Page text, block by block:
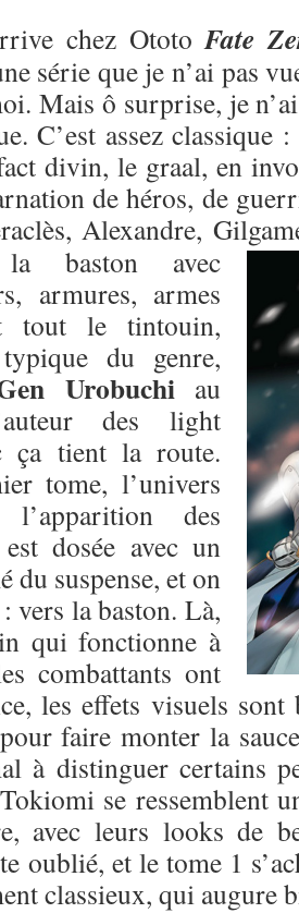
chez OtotoFate
série que je n’ai pas
Mais ô surprise, je
C’est assez classique
divin, le graal, en
de héros, de
Alexandre,
baston avec
armures, armes
tout le tintouin,
du genre,
Urobuchiau
des light
ça tient la route.
tome, l’univers
des
est dosée avec un
du suspense, et on
vers la baston. Là,
qui fonctionne à
combattants ont
les effets visuels sont
faire monter la
à distinguer certains
se ressemblent
avec leurs looks de
oublié, et le tome 1
classieux, qui augure